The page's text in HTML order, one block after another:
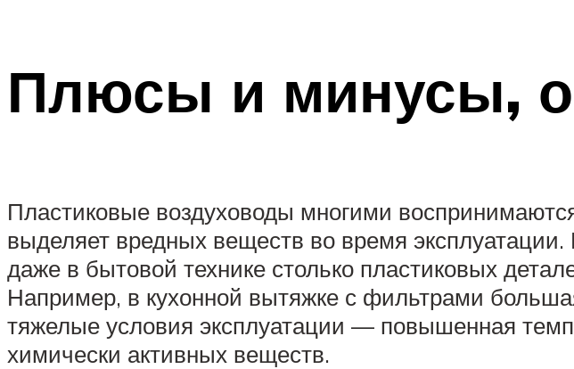
Плюсы и минусы,
Пластиковые воздуховоды многими
выделяет вредных веществ во время
даже в бытовой технике столько пластиковых
Например, в кухонной вытяжке с фильтрами
тяжелые условия эксплуатации — повышенная
химически активных веществ.